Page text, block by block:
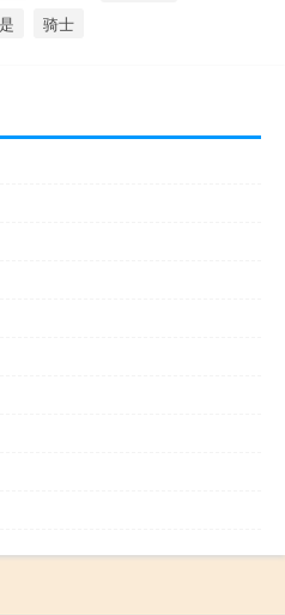
骑士